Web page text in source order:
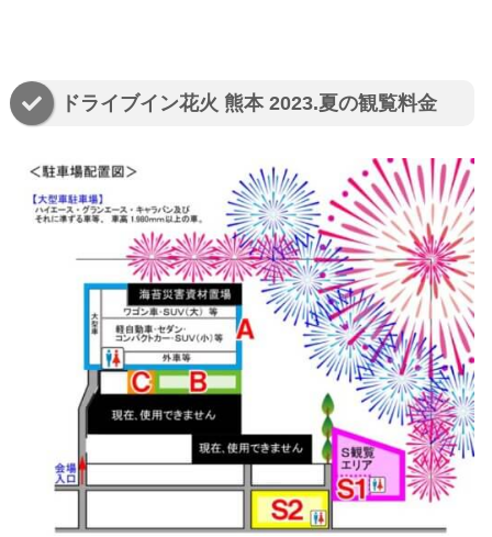
ドライブイン花火 熊本 2023.夏の観覧料金